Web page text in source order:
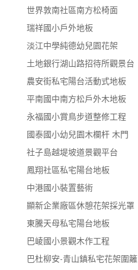
世界敦南社區南方松椅面
瑞祥國小戶外地板
淡江中學純德幼兒園花架
土地銀行湖山路招待所觀景台
農安街私宅陽台活動式地板
平南國中南方松戶外木地板
永福國小賞鳥步道整修工程
國泰國小幼兒園木欄杆 木門
社子島越堤坡道景觀平台
鳳翔社區私宅陽台地板
中港國小裝置藝術
顯新企業廠區休憩花架採光罩
東騰天母私宅陽台地板
巴崚國小景觀木作工程
巴杜柳安-青山鎮私宅花架圍籬